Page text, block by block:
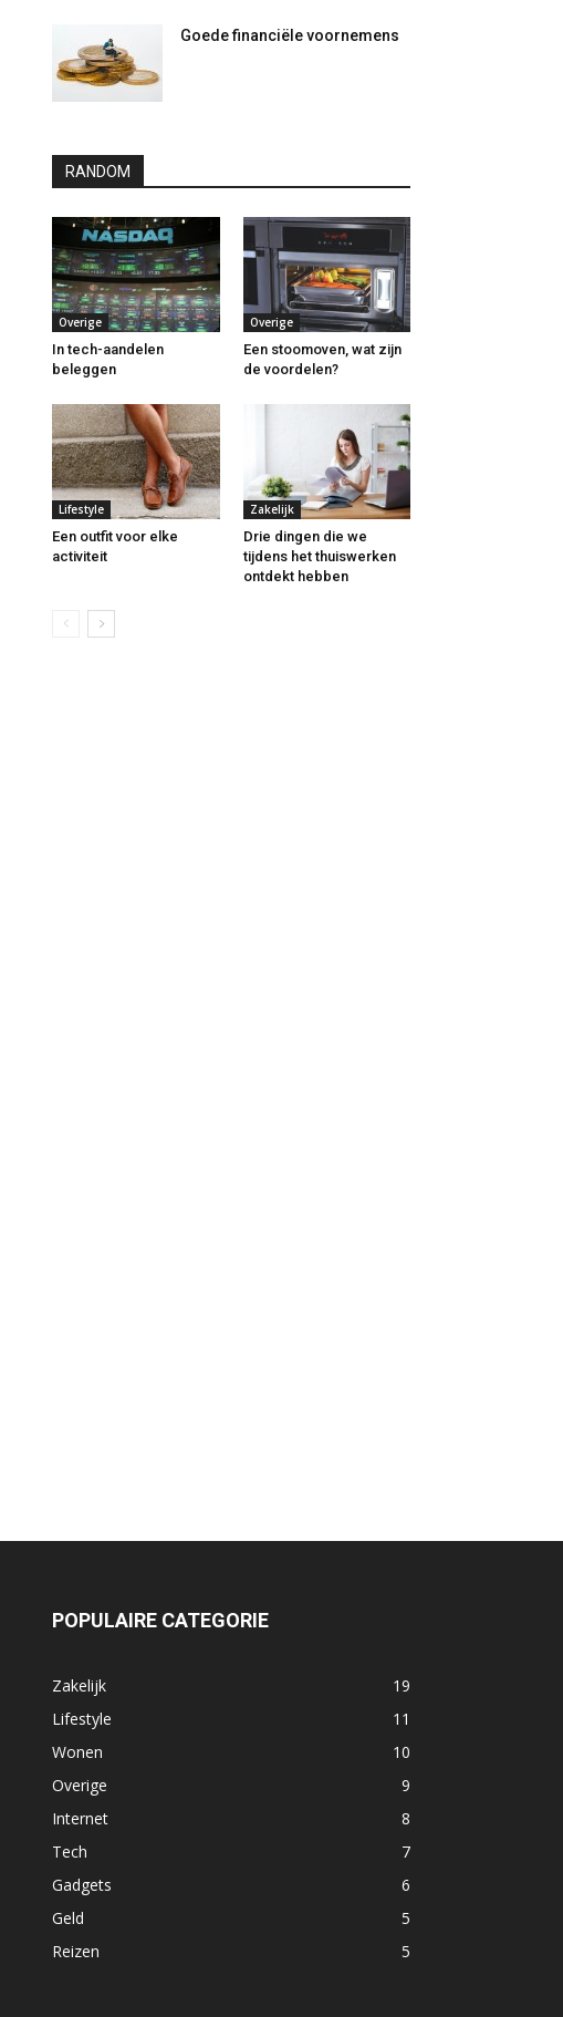
Goede financiële voornemens
RANDOM
Overige
In tech-aandelen
beleggen
Overige
Een stoomoven, wat zijn
de voordelen?
Lifestyle
Een outfit voor elke
activiteit
Zakelijk
Drie dingen die we
tijdens het thuiswerken
ontdekt hebben
POPULAIRE CATEGORIE
Zakelijk
19
Lifestyle
11
Wonen
10
Overige
9
Internet
8
Tech
7
Gadgets
6
Geld
5
Reizen
5